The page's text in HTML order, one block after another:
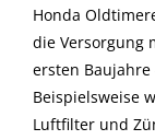
Honda
die Versorgung
ersten
Beispielsweise
Luftfilter und